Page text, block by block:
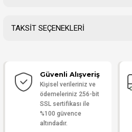
Yorum Yaz
TAKSİT SEÇENEKLERİ
Güvenli Alışveriş
Kişisel verileriniz ve
ödemeleriniz 256-bit
SSL sertifikası ile
%100 güvence
altındadır.